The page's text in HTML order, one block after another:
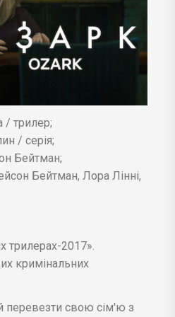
/ трилер;
/ серія;
Бейтман;
Бейтман, Лора Лінні,
трилерах-2017».
кримінальних
перевезти свою сім'ю з